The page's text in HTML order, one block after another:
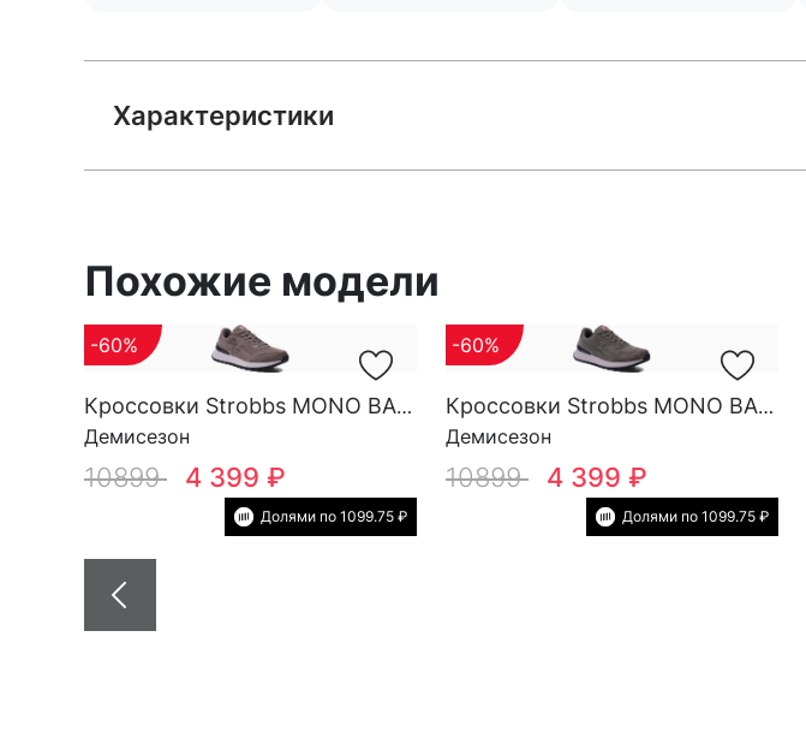
Характеристики
Похожие модели
Кроссовки Strobbs MONO BASE M 3696-17
Демисезон
-60%
10899 4 399 ₽
Долями по 1099.75 ₽
Кроссовки Strobbs MONO BASE M 3696-19
Демисезон
-60%
10899 4 399 ₽
Долями по 1099.75 ₽